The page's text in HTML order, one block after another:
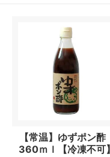
【常温】ゆずポン酢
360ｍｌ【冷凍不可】